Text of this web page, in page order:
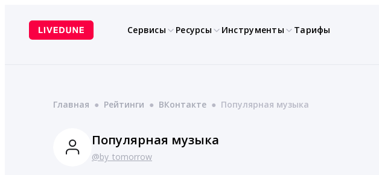
содержимому
Сервисы Ресурсы Инструменты Тарифы
Главная ● Рейтинги ● ВКонтакте ● Популярная музыка
Популярная музыка
@by_tomorrow